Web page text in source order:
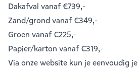
Dakafval vanaf €739,-
Zand/grondvanaf €349,-
Groen vanaf €225,-
Papier/karton vanaf €319,-
Via onze website kun je eenvoudig je